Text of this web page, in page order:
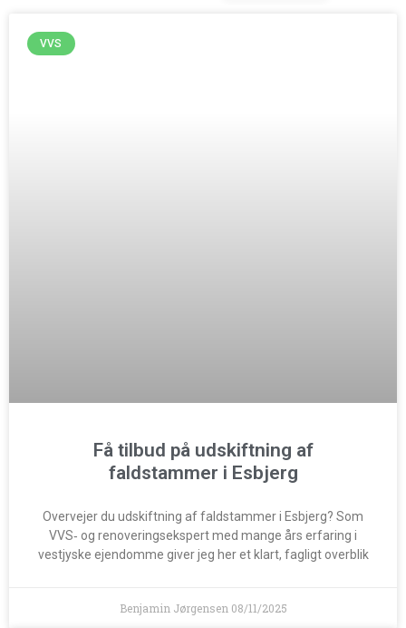
VVS
Få tilbud på udskiftning af
faldstammer i Esbjerg
Overvejer du udskiftning af faldstammer i Esbjerg? Som
VVS‑ og renoveringsekspert med mange års erfaring i
vestjyske ejendomme giver jeg her et klart, fagligt overblik
Benjamin Jørgensen 08/11/2025